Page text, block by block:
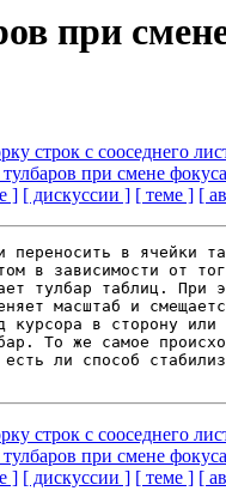
при
строк с сооседнего
при смене
] [ дискуссии ] [ теме ] [
переносить в ячейки
в зависимости от
тулбар таблиц. При
масштаб и
курсора в сторону
То же самое
ли способ
строк с сооседнего
при смене
] [ дискуссии ] [ теме ] [